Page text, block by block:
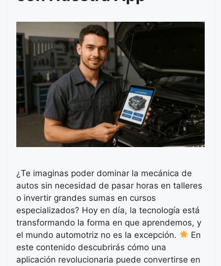
¿Te imaginas poder dominar la mecánica de
autos sin necesidad de pasar horas en talleres
o invertir grandes sumas en cursos
especializados? Hoy en día, la tecnología está
transformando la forma en que aprendemos, y
el mundo automotriz no es la excepción.
En
este contenido descubrirás cómo una
aplicación revolucionaria puede convertirse en